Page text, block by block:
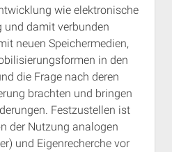
wie elektronische
und damit verbunden
neuen Speichermedien,
in den
die Frage nach deren
brachten und bringen
Festzustellen ist
der Nutzung analogen
und Eigenrecherche vor